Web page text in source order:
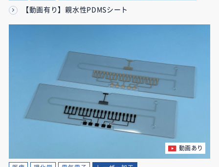
【動画有り】親水性PDMSシート
動画あり